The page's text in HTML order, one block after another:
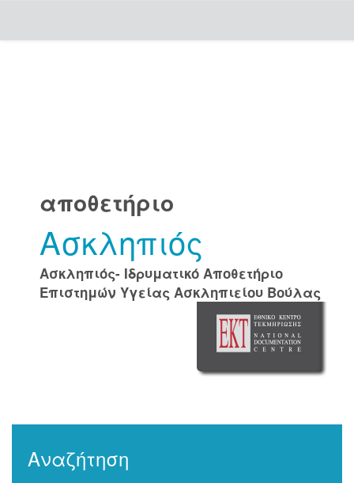
αποθετήριο
Ασκληπιός
Ασκληπιός- Ιδρυματικό Αποθετήριο
Επιστημών Υγείας Ασκληπιείου Βούλας
Αναζήτηση